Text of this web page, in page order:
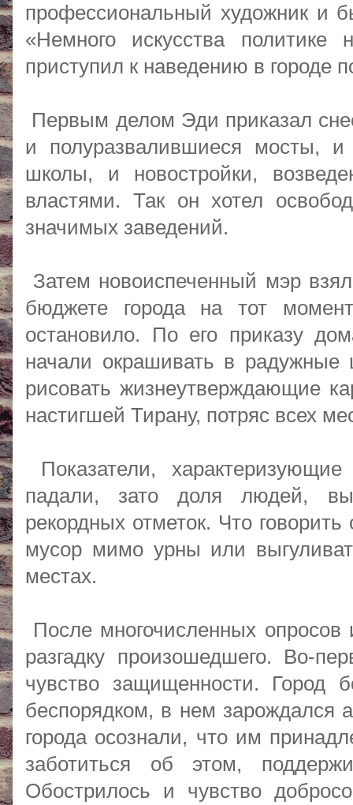
профессиональный художник и
«Немного искусства
приступил к наведению в городе
Первым делом Эди приказал
и полуразвалившиеся мосты,
школы, и новостройки,
властями. Так он хотел
значимых заведений.
Затем новоиспеченный мэр
бюджете города на тот
остановило. По его приказу
начали окрашивать в
рисовать жизнеутверждающие
настигшей Тирану, потряс всех
Показатели,
падали, зато доля людей,
рекордных отметок. Что
мусор мимо урны или
местах.
После многочисленных
разгадку произошедшего. Во-
чувство защищенности. Город
беспорядком, в нем зарождался
города осознали, что им
заботиться об этом,
Обострилось и чувство